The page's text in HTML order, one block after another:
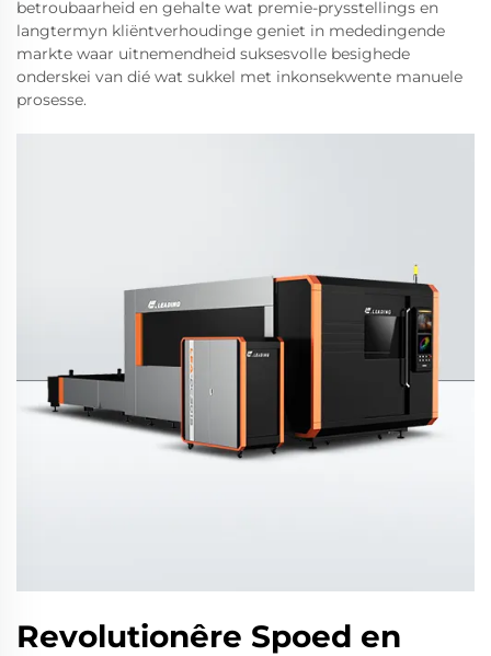
betroubaarheid en gehalte wat premie-prysstellings en
langtermyn kliëntverhoudinge geniet in mededingende
markte waar uitnemendheid suksesvolle besighede
onderskei van dié wat sukkel met inkonsekwente manuele
prosesse.
Revolutionêre Spoed en